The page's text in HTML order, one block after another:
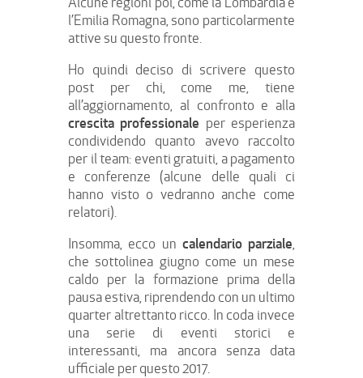
l’Emilia Romagna, sono particolarmente
attive su questo fronte.
Ho quindi deciso di scrivere questo
post per chi, come me, tiene
all’aggiornamento, al confronto e alla
crescita professionale per esperienza
condividendo quanto avevo raccolto
per il team: eventi gratuiti, a pagamento
e conferenze (alcune delle quali ci
hanno visto o vedranno anche come
relatori).
Insomma, ecco un calendario parziale,
che sottolinea giugno come un mese
caldo per la formazione prima della
pausa estiva, riprendendo con un ultimo
quarter altrettanto ricco. In coda invece
una serie di eventi storici e
interessanti, ma ancora senza data
ufficiale per questo 2017.